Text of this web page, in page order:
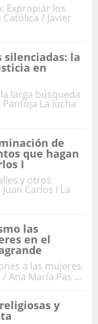
Expropiar los
/ Javier
silenciadas: la
en
larga búsqueda
La lucha
de
que hagan
I
y otros
Carlos I La
las
en el
a las mujeres
Ana María Pas ...
y